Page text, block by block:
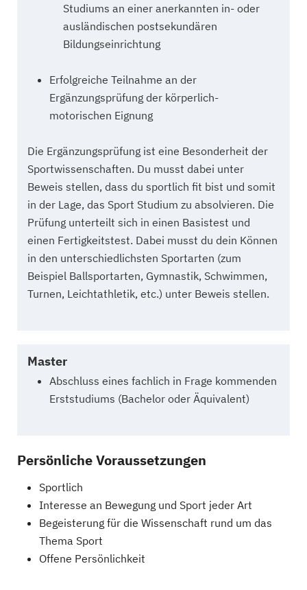
Studiums an einer anerkannten in- oder
ausländischen postsekundären
Bildungseinrichtung
Erfolgreiche Teilnahme an der
Ergänzungsprüfung der körperlich-
motorischen Eignung
Die Ergänzungsprüfung ist eine Besonderheit der
Sportwissenschaften. Du musst dabei unter
Beweis stellen, dass du sportlich fit bist und somit
in der Lage, das Sport Studium zu absolvieren. Die
Prüfung unterteilt sich in einen Basistest und
einen Fertigkeitstest. Dabei musst du dein Können
in den unterschiedlichsten Sportarten (zum
Beispiel Ballsportarten, Gymnastik, Schwimmen,
Turnen, Leichtathletik, etc.) unter Beweis stellen.
Master
Abschluss eines fachlich in Frage kommenden
Erststudiums (Bachelor oder Äquivalent)
Persönliche Voraussetzungen
Sportlich
Interesse an Bewegung und Sport jeder Art
Begeisterung für die Wissenschaft rund um das
Thema Sport
Offene Persönlichkeit